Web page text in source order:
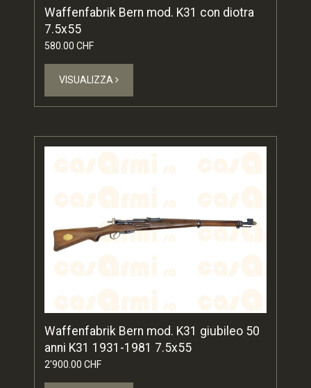
Waffenfabrik Bern mod. K31 con diotra
7.5x55
580.00 CHF
VISUALIZZA
Waffenfabrik Bern mod. K31 giubileo 50
anni K31 1931-1981 7.5x55
2'900.00 CHF